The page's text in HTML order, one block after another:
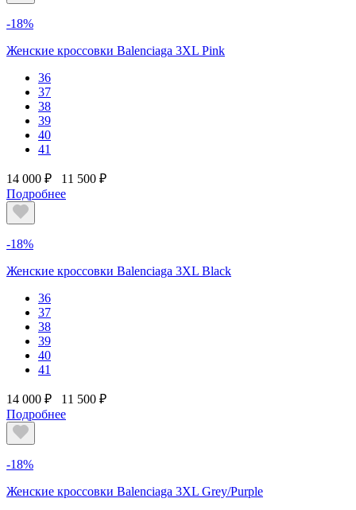
-18%
Женские кроссовки Balenciaga 3XL Pink
36
37
38
39
40
41
14 000 ₽
11 500 ₽
Подробнее
-18%
Женские кроссовки Balenciaga 3XL Black
36
37
38
39
40
41
14 000 ₽
11 500 ₽
Подробнее
-18%
Женские кроссовки Balenciaga 3XL Grey/Purple